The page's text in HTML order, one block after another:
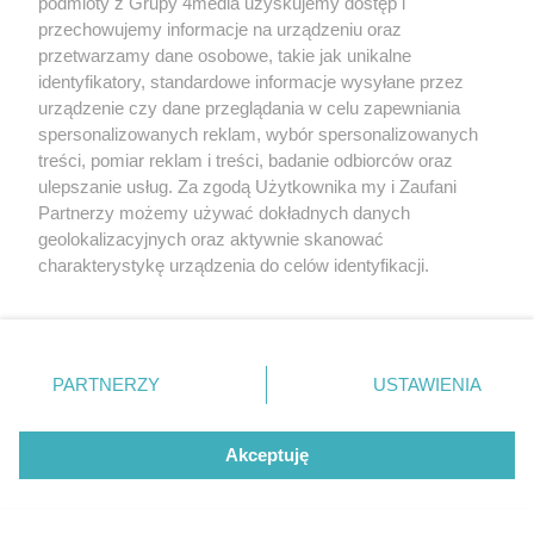
ważną funkcję
Po wypadku został
przetransportowany
śmigłowcem na Józefów.
Historia mrozi krew w żyłach
Malczewski, Markiewicz i
duchowa uczta
Policja poszukuje zaginionej
Powstanie chytry pomnik
Trzech Cytryn. Znamy wyniki
Budżetu Obywatelskiego
2027
Mieszkaniec Radomia
przechowujemy informacje na urządzeniu oraz
przetwarzamy dane osobowe, takie jak unikalne
identyfikatory, standardowe informacje wysyłane przez
urządzenie czy dane przeglądania w celu zapewniania
spersonalizowanych reklam, wybór spersonalizowanych
treści, pomiar reklam i treści, badanie odbiorców oraz
ulepszanie usług. Za zgodą Użytkownika my i Zaufani
Partnerzy możemy używać dokładnych danych
geolokalizacyjnych oraz aktywnie skanować
charakterystykę urządzenia do celów identyfikacji.
zmienić/wycofać klikając przycisk ustawień prywatności
znajdujący się w lewym dolnym rogu strony
. Niektóre
użytkownika, ale masz prawo sprzeciwić się takiemu
przetwarzaniu. Preferencje będą miały zastosowania tylko
PARTNERZY USTAWIENIA
Akceptuję